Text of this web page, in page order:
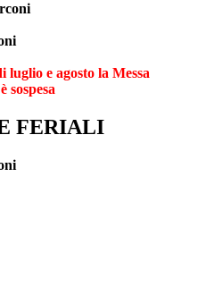
luglio e agosto la Messa
sospesa
FERIALI